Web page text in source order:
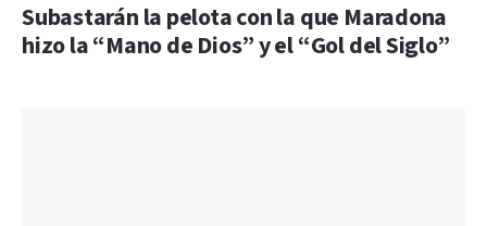
Subastarán la pelota con la que Maradona
hizo la “Mano de Dios” y el “Gol del Siglo”